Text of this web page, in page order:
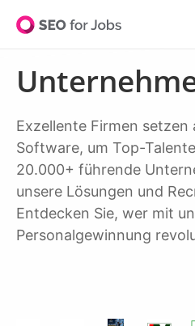
Exzellente Firmen setzen auf exzellente
Software, um Top-
20.000+ führende
unsere Lösungen und
Entdecken Sie, wer mit
Personalgewinnung